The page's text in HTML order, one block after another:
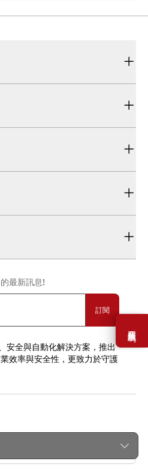
需要幫助嗎？
最新訊息!
訂閱
安全與自動化解決方案，推出
效率與安全性，更致力於守護